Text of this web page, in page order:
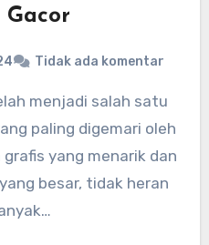
Gacor
Tidak ada komentar
paling digemari oleh
yang menarik dan
besar, tidak heran